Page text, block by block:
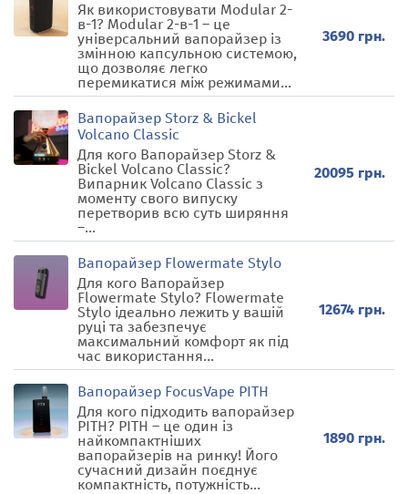
Як використовувати Modular 2-
в-1? Modular 2-в-1 – це
універсальний вапорайзер із
змінною капсульною системою,
що дозволяє легко
перемикатися між режимами...
3690 грн.
Вапорайзер Storz & Bickel
Volcano Classic
Для кого Вапорайзер Storz &
Bickel Volcano Classic?
Випарник Volcano Classic з
моменту свого випуску
перетворив всю суть ширяння
–...
20095 грн.
Вапорайзер Flowermate Stylo
Для кого Вапорайзер
Flowermate Stylo? Flowermate
Stylo ідеально лежить у вашій
руці та забезпечує
максимальний комфорт як під
час використання...
12674 грн.
Вапорайзер FocusVape PITH
Для кого підходить вапорайзер
PITH? PITH – це один із
найкомпактніших
вапорайзерів на ринку! Його
сучасний дизайн поєднує
компактність, потужність...
1890 грн.